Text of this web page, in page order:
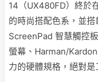
14（UX480FD）終於
的時尚搭配色系，並
ScreenPad 智慧觸控
螢幕、Harman/
力的硬體規格，絕對是